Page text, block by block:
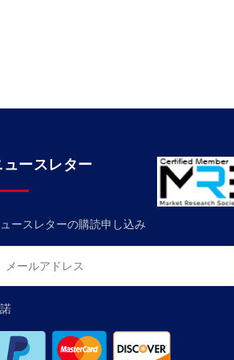
ュースレター
ースレターの購読申し込み